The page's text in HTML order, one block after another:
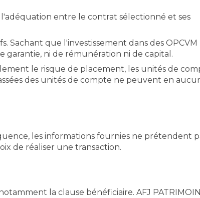
entre le contrat sélectionné et ses
Sachant que l'investissement dans des OPCVM
garantie, ni de rémunération ni de capital.
le risque de placement, les unités de
des unités de compte ne peuvent en
les informations fournies ne prétendent
de réaliser une transaction.
la clause bénéficiaire. AFJ